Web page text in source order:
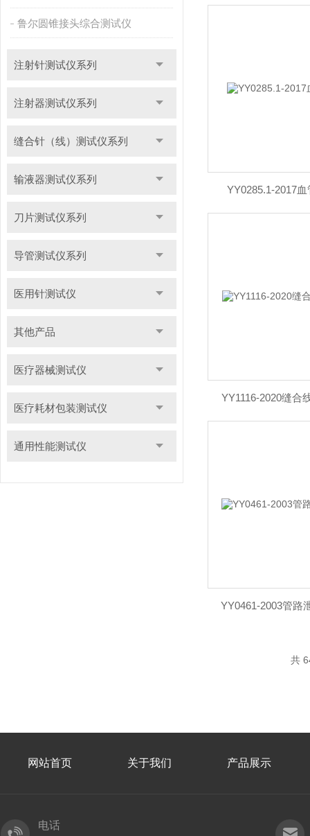
鲁尔圆锥接头综合测试仪
注射针测试仪系列
注射器测试仪系列
缝合针（线）测试仪系列
输液器测试仪系列
刀片测试仪系列
导管测试仪系列
医用针测试仪
其他产品
医疗器械测试仪
医疗耗材包装测试仪
通用性能测试仪
YY0285.1-2017
YY1116-2020缝合
YY0461-2003管路
共
网站首页 关于我们 产品展示
电话